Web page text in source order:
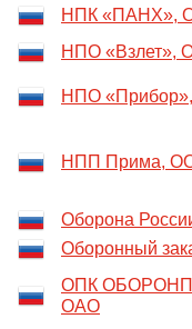
НПК «ПАНХ»,
НПО «Взлет»,
НПО
НПП Прима,
Оборона
Оборонный
ОПК
ОАО